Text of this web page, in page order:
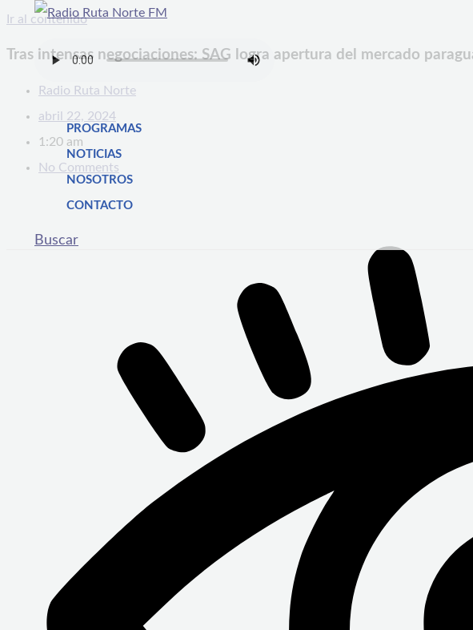
Ir al contenido
PROGRAMAS
NOTICIAS
NOSOTROS
CONTACTO
Buscar
Tras intensas negociaciones: SAG logra apertura del mercado
Radio Ruta Norte
abril 22, 2024
1:20 am
No Comments